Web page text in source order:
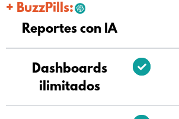
+ BuzzPills:
Reportes con IA
Dashboards
ilimitados